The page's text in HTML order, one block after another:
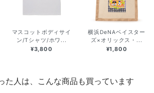
マスコットボディサイ
ン/Tシャツ/ホワ...
¥3,800
横浜DeNAベイスター
ズ×オリックス・...
¥1,800
た人は、こんな商品も買っています